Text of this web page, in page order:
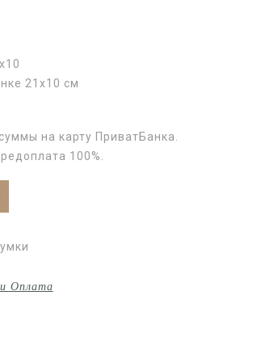
21х10 см
на карту ПриватБанка.
100%.
Оплата